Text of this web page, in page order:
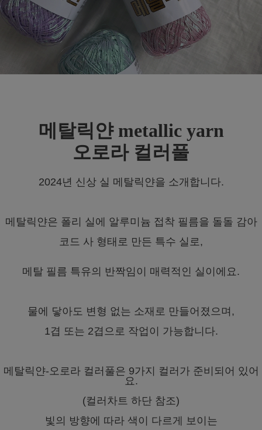
메탈릭얀 metallic yarn
오로라 컬러풀
2024년 신상 실 메탈릭얀을 소개합니다.
메탈릭얀은 폴리 실에 알루미늄 접착 필름을 돌돌 감아
코드 사 형태로 만든 특수 실로,
메탈 필름 특유의 반짝임이 매력적인 실이에요.
물에 닿아도 변형 없는 소재로 만들어졌으며,
1겹 또는 2겹으로 작업이 가능합니다.
메탈릭얀-오로라 컬러풀은 9가지 컬러가 준비되어 있어
요.
(컬러차트 하단 참조)
빛의 방향에 따라 색이 다르게 보이는